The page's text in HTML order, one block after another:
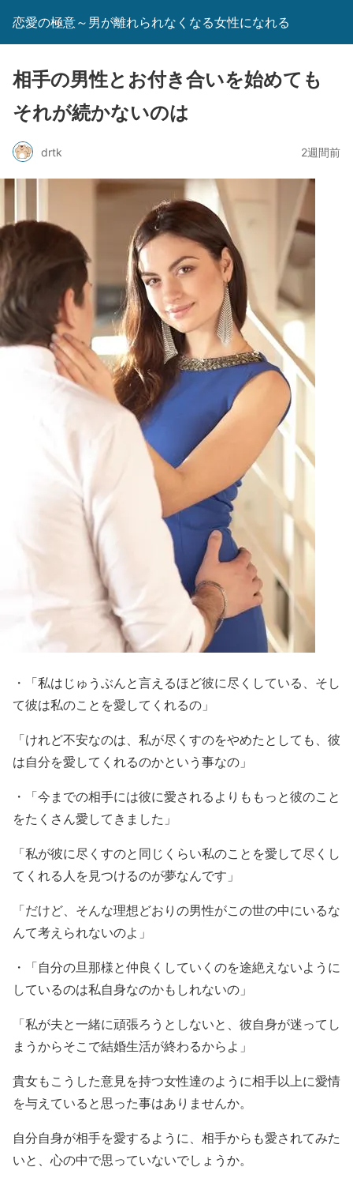
恋愛の極意～男が離れられなくなる女性になれる
相手の男性とお付き合いを始めても
それが続かないのは
drtk 2週間前
・「私はじゅうぶんと言えるほど彼に尽くしている、そし
て彼は私のことを愛してくれるの」
「けれど不安なのは、私が尽くすのをやめたとしても、彼
は自分を愛してくれるのかという事なの」
・「今までの相手には彼に愛されるよりももっと彼のこと
をたくさん愛してきました」
「私が彼に尽くすのと同じくらい私のことを愛して尽くし
てくれる人を見つけるのが夢なんです」
「だけど、そんな理想どおりの男性がこの世の中にいるな
んて考えられないのよ」
・「自分の旦那様と仲良くしていくのを途絶えないように
しているのは私自身なのかもしれないの」
「私が夫と一緒に頑張ろうとしないと、彼自身が迷ってし
まうからそこで結婚生活が終わるからよ」
貴女もこうした意見を持つ女性達のように相手以上に愛情
を与えていると思った事はありませんか。
自分自身が相手を愛するように、相手からも愛されてみた
いと、心の中で思っていないでしょうか。